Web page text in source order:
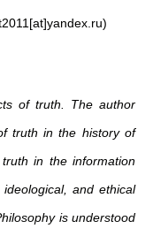
of truth. The author
truth in the history of
in the information
and ethical
is understood